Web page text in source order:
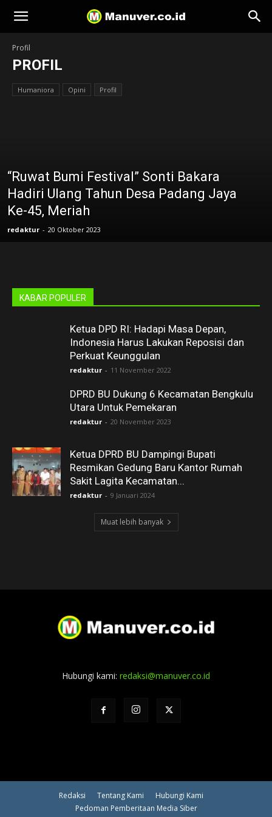
Manuver
Profil
PROFIL
Humaniora Opini Profil
“Ruwat Bumi Festival” Sonti Bakara
Hadiri Ulang Tahun Desa Padang Jaya
Ke-45, Meriah
redaktur - 20 Oktober 2023
KABAR POPULER
Ketua DPD RI: Hadapi Masa Depan,
Indonesia Harus Lakukan Reposisi dan
Perkuat Keunggulan
redaktur - 11 November 2022
DPRD BU Dukung 6 Kecamatan Bengkulu
Utara Untuk Pemekaran
redaktur - 20 November 2023
Ketua DPRD BU Dampingi Bupati
Resmikan Gedung Baru Kantor Rumah
Sakit Lagita Kecamatan...
redaktur - 9 Januari 2024
Muat lebih banyak
Hubungi kami: redaksi@manuver.co.id
Redaksi Tentang Kami
Hubungi Kami
Pedoman Pemberitaan Media Siber